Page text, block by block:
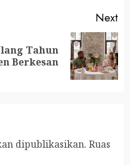
Next
Tahun
Berkesan
dipublikasikan. Ruas